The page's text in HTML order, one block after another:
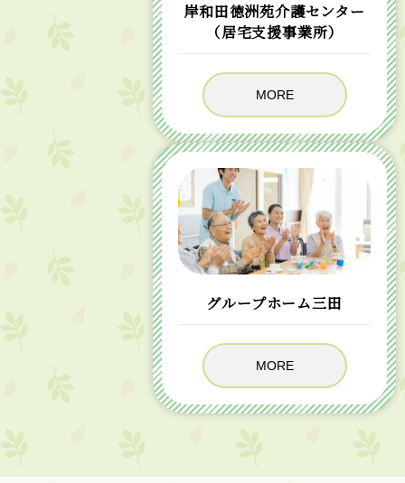
岸和田徳洲苑介護センター
（居宅支援事業所）
MORE
グループホーム三田
MORE